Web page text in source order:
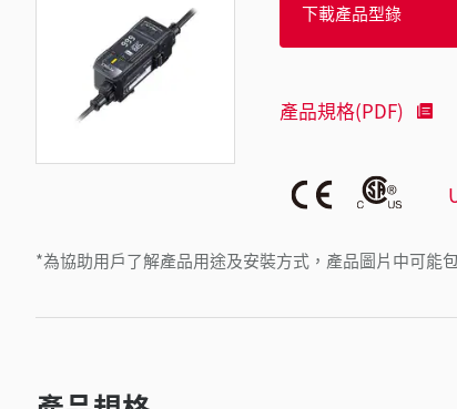
*為協助用戶了解產品用途及安裝方式，產品圖片中可能
下載產品型錄
產品規格(PDF)